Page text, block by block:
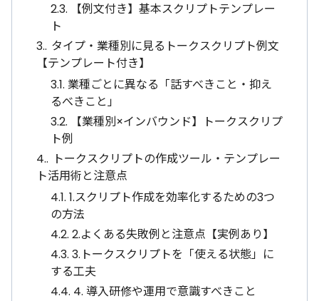
2.3. 【例文付き】基本スクリプトテンプレー
ト
3. タイプ・業種別に見るトークスクリプト例文
【テンプレート付き】
3.1. 業種ごとに異なる「話すべきこと・抑え
るべきこと」
3.2. 【業種別×インバウンド】トークスクリプ
ト例
4.
トークスクリプトの作成ツール・テンプレー
ト活用術と注意点
4.1. 1.スクリプト作成を効率化するための3つ
の方法
4.2. 2.よくある失敗例と注意点【実例あり】
4.3. 3.トークスクリプトを「使える状態」に
する工夫
4.4. 4. 導入研修や運用で意識すべきこと